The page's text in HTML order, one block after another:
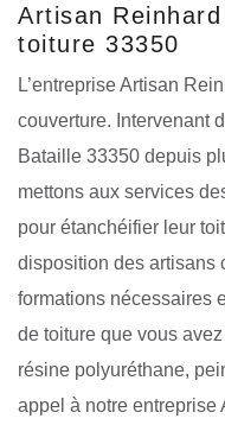
Artisan
toiture 33350
L’entreprise Artisan
couverture. Intervenant
Bataille 33350 depuis
mettons aux services
pour étanchéifier leur
disposition des artisans
formations nécessaires
de toiture que vous
résine polyuréthane,
appel à notre entreprise